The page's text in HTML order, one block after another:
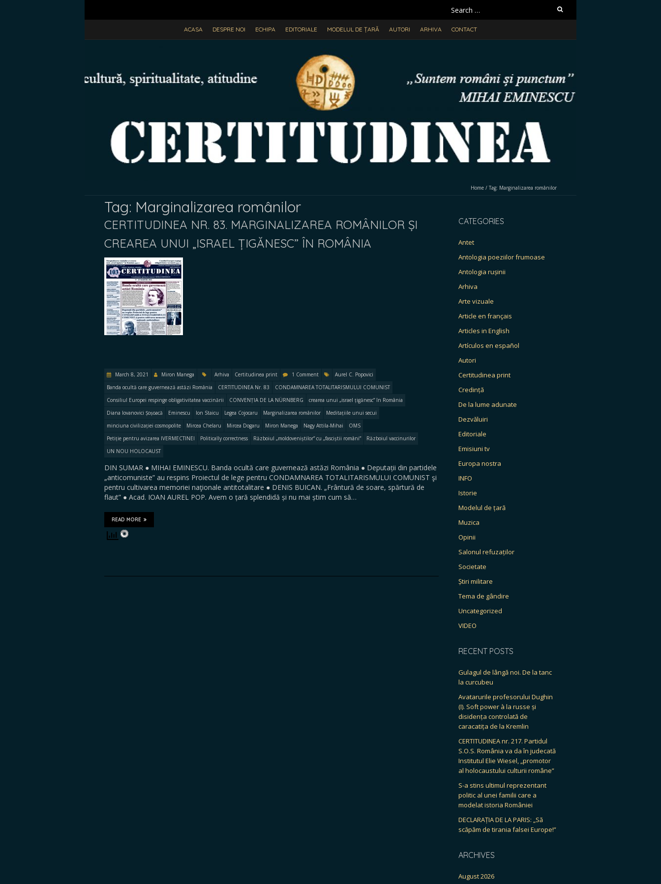
Search
for:
ACASA DESPRE NOI ECHIPA EDITORIALE MODELUL DE ȚARĂ AUTORI ARHIVA CONTACT
Home / Tag: Marginalizarea românilor
Tag: Marginalizarea românilor
CERTITUDINEA NR. 83. MARGINALIZAREA ROMÂNILOR ȘI
CREAREA UNUI „ISRAEL ȚIGĂNESC” ÎN ROMÂNIA
March 8, 2021 Miron Manega Arhiva Certitudinea print 1 Comment
Aurel C. Popovici
Banda ocultă care guvernează astăzi România
CERTITUDINEA Nr. 83
CONDAMNAREA TOTALITARISMULUI COMUNIST
Consiliul Europei respinge obligativitatea vaccinării
CONVENȚIA DE LA NÜRNBERG
crearea unui „israel țigănesc” în România
Diana Iovanovici Șoșoacă
Eminescu Ion Staicu Legea Cojocaru Marginalizarea românilor
Meditațiile unui secui
minciuna civilizației cosmopolite
Mircea Chelaru Mircea Dogaru Miron Manega Nagy Attila-Mihai
OMS
Petiție pentru avizarea IVERMECTINEI
Politically correctness Războiul „moldoveniștilor” cu „fasciștii români”
Războiul vaccinurilor
UN NOU HOLOCAUST
DIN SUMAR ● MIHAI EMINESCU. Banda ocultă care guvernează astăzi România ● Deputații din partidele
„anticomuniste” au respins Proiectul de lege pentru CONDAMNAREA TOTALITARISMULUI COMUNIST şi
pentru cultivarea memoriei naţionale antitotalitare ● DENIS BUICAN. „Frântură de soare, spărtură de
flaut” ● Acad. IOAN AUREL POP. Avem o țară splendidă și nu mai știm cum să…
READ MORE
CATEGORIES
Antet
Antologia poeziilor frumoase
Antologia rușinii
Arhiva
Arte vizuale
Article en français
Articles in English
Artículos en español
Autori
Certitudinea print
Credință
De la lume adunate
Dezvăluiri
Editoriale
Emisiuni tv
Europa nostra
INFO
Istorie
Modelul de țară
Muzica
Opinii
Salonul refuzaților
Societate
Știri militare
Tema de gândire
Uncategorized
VIDEO
RECENT POSTS
Gulagul de lângă noi. De la tanc
la curcubeu
Avatarurile profesorului Dughin
(I). Soft power à la russe și
disidența controlată de
caracatița de la Kremlin
CERTITUDINEA nr. 217. Partidul
S.O.S. România va da în judecată
Institutul Elie Wiesel, „promotor
al holocaustului culturii române”
S-a stins ultimul reprezentant
politic al unei familii care a
modelat istoria României
DECLARAȚIA DE LA PARIS: „Să
scăpăm de tirania falsei Europe!”
ARCHIVES
August 2026